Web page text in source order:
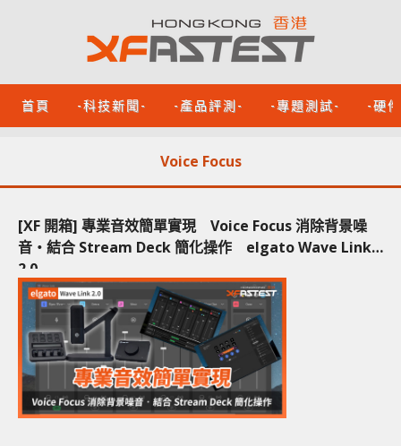
首頁 -科技新聞- -產品評測- -專題測試- -硬
Voice Focus
[XF 開箱] 專業音效簡單實現 Voice Focus 消除背景噪
音‧結合 Stream Deck 簡化操作 elgato Wave Link
2.0